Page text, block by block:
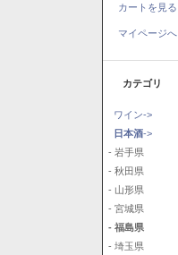
カートを見る
マイページへ
カテゴリ
ワイン->
日本酒->
- 岩手県
- 秋田県
- 山形県
- 宮城県
- 福島県
- 埼玉県